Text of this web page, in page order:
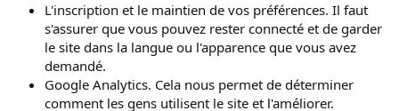
L'inscription et le maintien de vos préférences. Il faut
s'assurer que vous pouvez rester connecté et de garder
le site dans la langue ou l'apparence que vous avez
demandé.
Google Analytics. Cela nous permet de déterminer
comment les gens utilisent le site et l'améliorer.